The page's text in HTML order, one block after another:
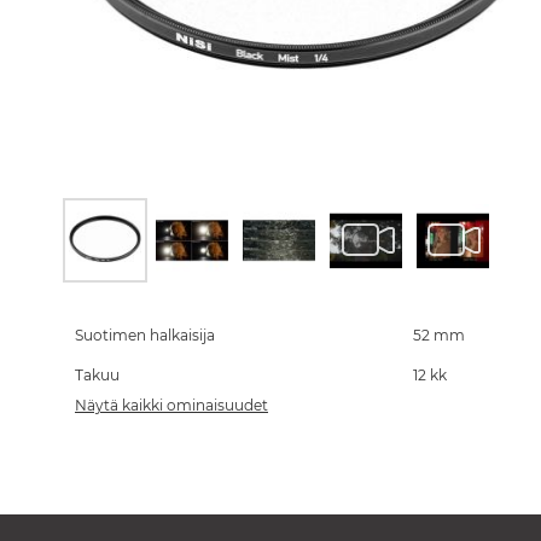
the
of
the
images
Suotimen halkaisija 52 mm
Takuu
12 kk
Näytä kaikki ominaisuudet